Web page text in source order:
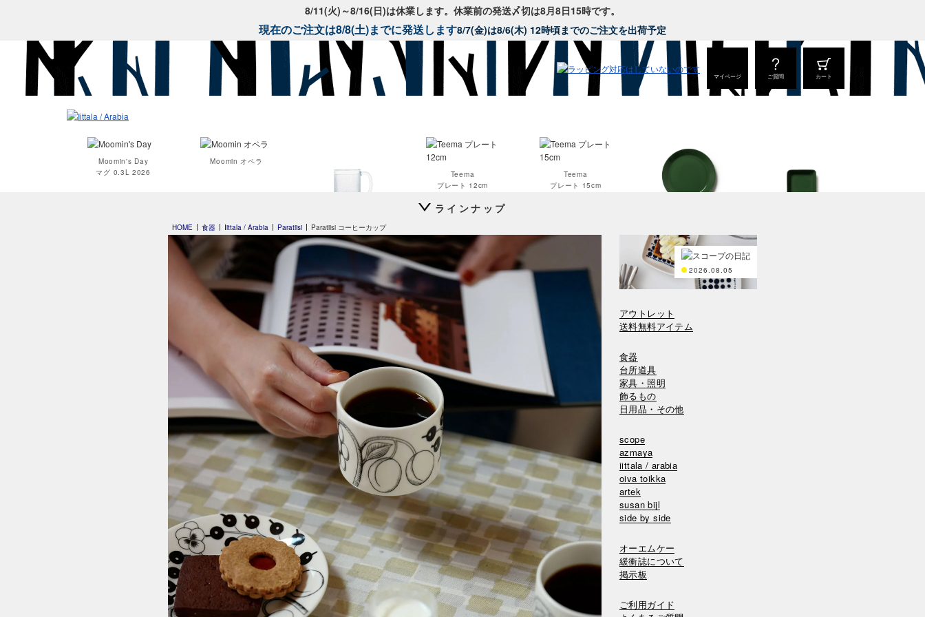
8/11(火)～8/16(日)は休業します。休業前の発送〆切は8月8日15時です。
現在のご注文は8/8(土)までに発送します8/7(金)は8/6(木) 12時頃までのご注文を出荷予定
マイページ ご質問 カート
Moomin's Day
マグ 0.3L 2026
Moomin オペラ
ビアグラス 330ml
Teema
プレート 12cm
Teema
プレート 15cm
ラインナップ
HOME 食器 Iittala / Arabia Paratiisi Paratiisi コーヒーカップ
2026.08.05
アウトレット
送料無料アイテム
食器
台所道具
家具・照明
飾るもの
日用品・その他
scope
azmaya
iittala / arabia
oiva toikka
artek
susan bijl
side by side
オーエムケー
緩衝誌について
掲示板
ご利用ガイド